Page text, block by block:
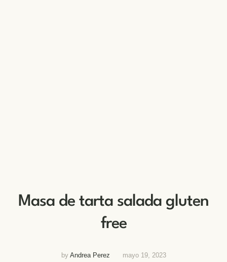
Masa de tarta salada gluten
free
by Andrea Perez mayo 19, 2023